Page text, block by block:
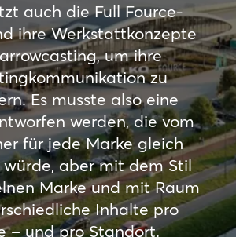
auch die Full Fource-
ihre Werkstattkonzepte
um ihre
zu
Es musste also eine
werden, die vom
für jede Marke gleich
würde, aber mit dem Stil
Marke und mit Raum
Inhalte pro
– und pro Standort.